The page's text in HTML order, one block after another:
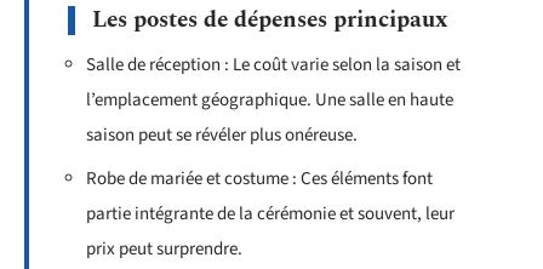
Les postes de dépenses principaux
Salle de réception : Le coût varie selon la saison et
l’emplacement géographique. Une salle en haute
saison peut se révéler plus onéreuse.
Robe de mariée et costume : Ces éléments font
partie intégrante de la cérémonie et souvent, leur
prix peut surprendre.